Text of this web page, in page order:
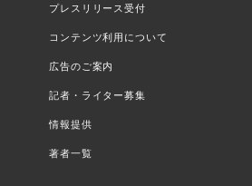
プレスリリース受付
コンテンツ利用について
広告のご案内
記者・ライター募集
情報提供
著者一覧